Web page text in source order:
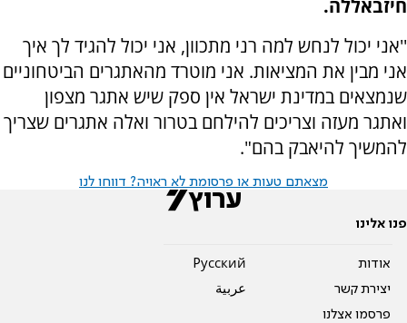
חיזבאללה.
''אני יכול לנחש למה רני מתכוון, אני יכול להגיד לך איך
אני מבין את המציאות. אני מוטרד מהאתגרים הביטחוניים
שנמצאים במדינת ישראל אין ספק שיש אתגר מצפון
ואתגר מעזה וצריכים להילחם בטרור ואלה אתגרים שצריך
להמשיך להיאבק בהם".
מצאתם טעות או פרסומת לא ראויה? דווחו לנו
פנו אלינו
אודות
יצירת קשר
פרסמו אצלנו
Pусский
عربية